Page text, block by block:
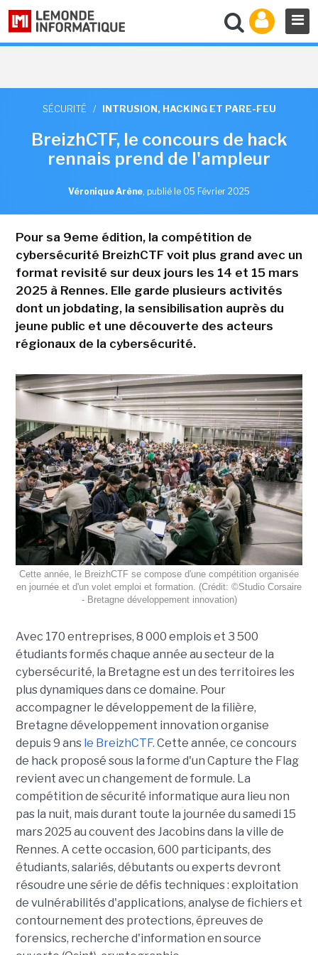
SÉCURITÉ / INTRUSION, HACKING ET PARE-FEU
BreizhCTF, le concours de hack
rennais prend de l'ampleur
Véronique Arène, publié le 05 Février 2025
Pour sa 9eme édition, la compétition de
cybersécurité BreizhCTF voit plus grand avec un
format revisité sur deux jours les 14 et 15 mars
2025 à Rennes. Elle garde plusieurs activités
dont un jobdating, la sensibilisation auprès du
jeune public et une découverte des acteurs
régionaux de la cybersécurité.
Cette année, le BreizhCTF se compose d'une compétition organisée
en journée et d'un volet emploi et formation. (Crédit: ©Studio Corsaire
- Bretagne développement innovation)
Avec 170 entreprises, 8 000 emplois et 3 500
étudiants formés chaque année au secteur de la
cybersécurité, la Bretagne est un des territoires les
plus dynamiques dans ce domaine. Pour
accompagner le développement de la filière,
Bretagne développement innovation organise
depuis 9 ans le BreizhCTF. Cette année, ce concours
de hack proposé sous la forme d'un Capture the Flag
revient avec un changement de formule. La
compétition de sécurité informatique aura lieu non
pas la nuit, mais durant toute la journée du samedi 15
mars 2025 au couvent des Jacobins dans la ville de
Rennes. A cette occasion, 600 participants, des
étudiants, salariés, débutants ou experts devront
résoudre une série de défis techniques : exploitation
de vulnérabilités d'applications, analyse de fichiers et
contournement des protections, épreuves de
forensics, recherche d'information en source